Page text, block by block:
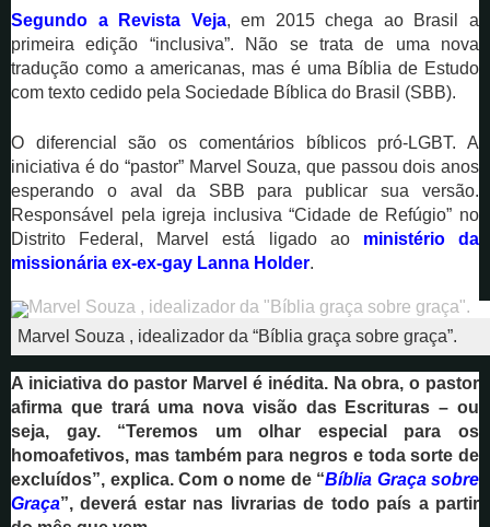
Segundo a Revista Veja, em 2015 chega ao Brasil a
primeira edição “inclusiva”. Não se trata de uma nova
tradução como a americanas, mas é uma Bíblia de Estudo
com texto cedido pela Sociedade Bíblica do Brasil (SBB).
O diferencial são os comentários bíblicos pró-LGBT. A
iniciativa é do “pastor” Marvel Souza, que passou dois anos
esperando o aval da SBB para publicar sua versão.
Responsável pela igreja inclusiva “Cidade de Refúgio” no
Distrito Federal, Marvel está ligado ao ministério da
missionária ex-ex-gay Lanna Holder.
Marvel Souza , idealizador da “Bíblia graça sobre graça”.
A iniciativa do pastor Marvel é inédita. Na obra, o pastor
afirma que trará uma nova visão das Escrituras – ou
seja, gay. “Teremos um olhar especial para os
homoafetivos, mas também para negros e toda sorte de
excluídos”, explica. Com o nome de “Bíblia Graça sobre
Graça”, deverá estar nas livrarias de todo país a partir